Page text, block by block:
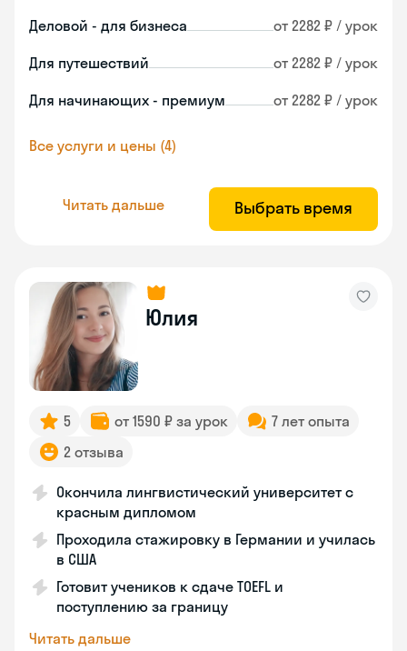
Деловой - для бизнеса от 2282 ₽ / урок
Для путешествий от 2282 ₽ / урок
Для начинающих - премиум от 2282 ₽ / урок
Все услуги и цены (4)
Читать дальше Выбрать время
Юлия
5 от 1590 ₽ за урок
7 лет опыта
2 отзыва
Окончила лингвистический университет с
красным дипломом
Проходила стажировку в Германии и училась
в США
Готовит учеников к сдаче TOEFL и
поступлению за границу
Читать дальше